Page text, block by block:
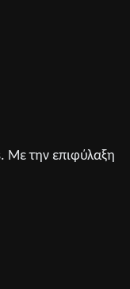
Με την επιφύλαξη